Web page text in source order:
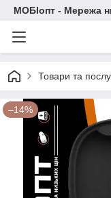
МОБІопт - Мережа
Товари та
–14%